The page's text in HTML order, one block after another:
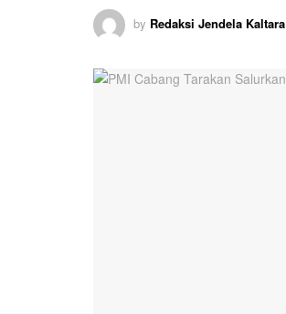
by Redaksi Jendela Kaltara